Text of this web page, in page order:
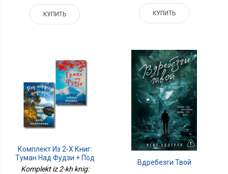
КУПИТЬ КУПИТЬ
Комплект Из 2-Х Книг:
Туман Над Фудзи + Под
Парусом Надежды
Komplekt iz 2-kh knig:
Вдребезги Твой